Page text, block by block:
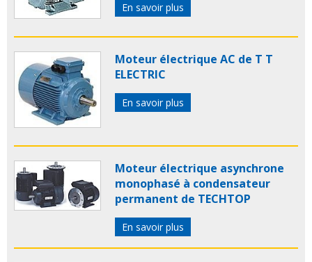
En savoir plus
Moteur électrique AC de T T
ELECTRIC
En savoir plus
Moteur électrique asynchrone
monophasé à condensateur
permanent de TECHTOP
En savoir plus